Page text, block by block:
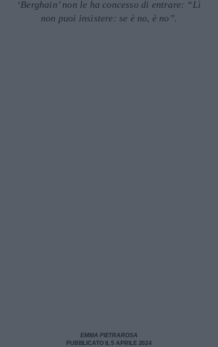
‘Berghain’ non le ha concesso di entrare: “Lì
non puoi insistere: se è no, è no”.
EMMA PIETRAROSA
PUBBLICATO IL 5 APRILE 2024